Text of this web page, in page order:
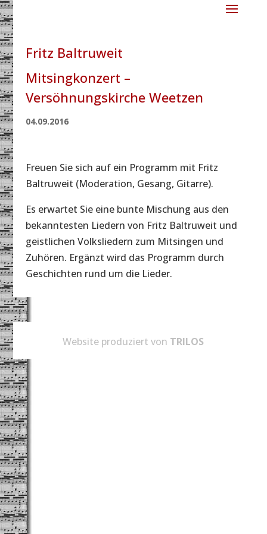
Fritz Baltruweit
Mitsingkonzert –
Versöhnungskirche Weetzen
04.09.2016
Freuen Sie sich auf ein Programm mit Fritz
Baltruweit (Moderation, Gesang, Gitarre).
Es erwartet Sie eine bunte Mischung aus den
bekanntesten Liedern von Fritz Baltruweit und
geistlichen Volksliedern zum Mitsingen und
Zuhören. Ergänzt wird das Programm durch
Geschichten rund um die Lieder.
Website produziert von TRILOS